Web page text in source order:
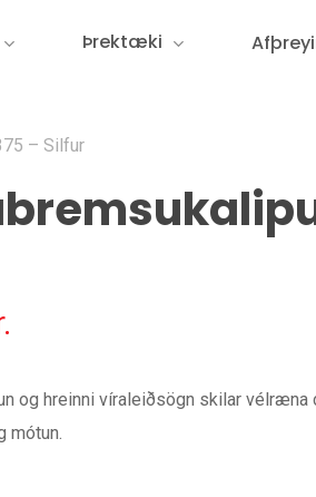
Þrektæki
– Silfur
og hreinni víraleiðsögn skilar vélræna
mótun.